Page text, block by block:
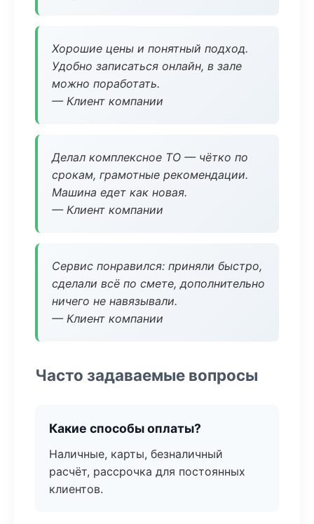
Хорошие цены и понятный подход.
Удобно записаться онлайн, в зале
можно поработать.
— Клиент компании
Делал комплексное ТО — чётко по
срокам, грамотные рекомендации.
Машина едет как новая.
— Клиент компании
Сервис понравился: приняли быстро,
сделали всё по смете, дополнительно
ничего не навязывали.
— Клиент компании
Часто задаваемые вопросы
Какие способы оплаты?
Наличные, карты, безналичный
расчёт, рассрочка для постоянных
клиентов.